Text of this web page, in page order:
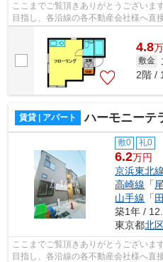
ここまでご覧頂きありがとうございま
目指し、各沿線の各不動産会社様へ直
4.8万
敷金
2階 /
賃貸 | アパート ハーモニーテ
敷0 礼0
6.2万円
京浜東北線
高崎線 「
山手線 「
築1年 /
東京都北
ここまでご覧頂きありがとうございま
目指し、各沿線の各不動産会社様へ直